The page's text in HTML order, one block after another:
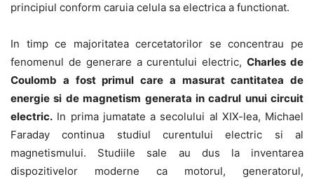
principiul conform caruia celula sa electrica a functionat.
In timp ce majoritatea cercetatorilor se concentrau pe
fenomenul de generare a curentului electric,Charles de
Coulomb a fost primul care a masurat cantitatea de
energie si de magnetism generata in cadrul unui circuit
electric. In prima jumatate a secolului al XIX-lea, Michael
Faraday continua studiul curentului electric si al
magnetismului. Studiile sale au dus la inventarea
dispozitivelor moderne ca motorul, generatorul,